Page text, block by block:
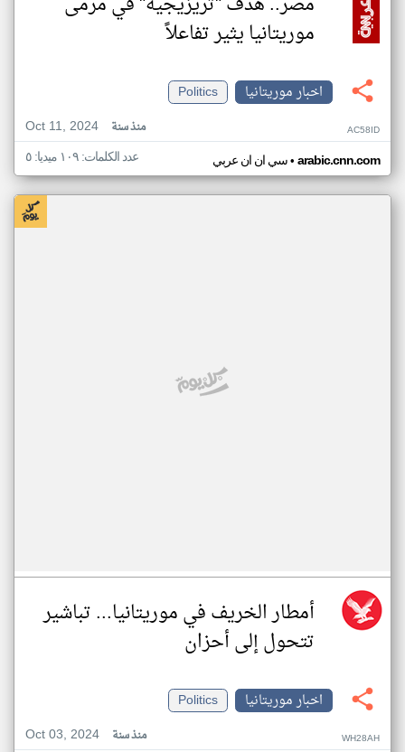
موريتانيا يثير تفاعلاً
اخبار موريتانيا
Politics
Oct 11, 2024
منذ سنة AC58ID
سي ان ان عربي• arabic.cnn.com عدد الكلمات: ١٠٩ ميديا: ٥
أمطار الخريف في موريتانيا... تباشير
تتحول إلى أحزان
اخبار موريتانيا
Politics
Oct 03, 2024
منذ سنة WH28AH